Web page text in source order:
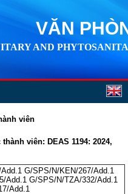
VĂN
AND
viên
viên: DEAS 1194: 2024,
G/SPS/N/KEN/267/Add.1
Add.1 G/SPS/N/TZA/332/Add.1
Add.1